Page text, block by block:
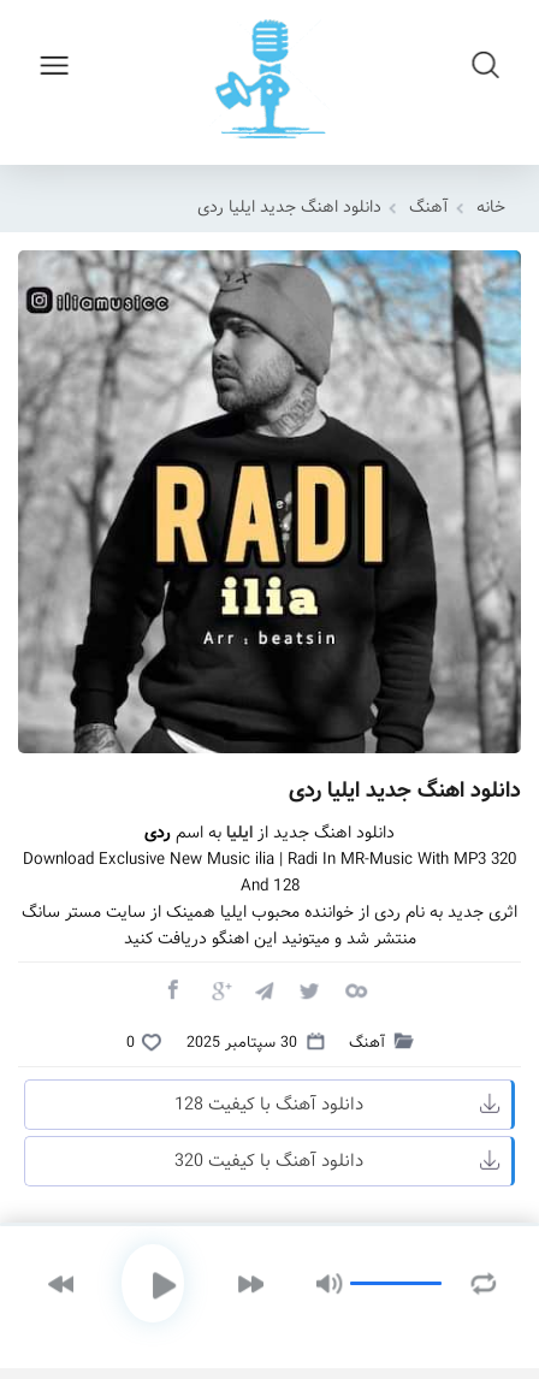
خانه آهنگ دانلود اهنگ جدید ایلیا ردی
دانلود اهنگ جدید ایلیا ردی
دانلود اهنگ جدید از ایلیابه اسمردی
Download Exclusive New Music ilia | Radi In MR-Music With MP3 320
And 128
اثری جدید به نام ردی از خواننده محبوب ایلیا همینک از سایت مستر سانگ
منتشر شد و میتونید این اهنگو دریافت کنید
آهنگ 30 سپتامبر 2025 0
دانلود آهنگ با کیفیت 128
دانلود آهنگ با کیفیت 320